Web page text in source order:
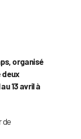
organisé
deux
13 avril à
de